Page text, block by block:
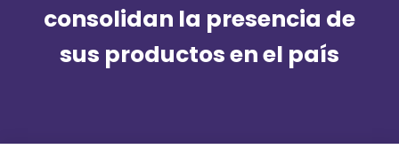
consolidan la presencia de
sus productos en el país